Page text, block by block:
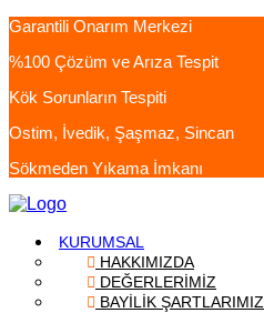
Garantili Onarım Merkezi
%100 Çözüm ve Arıza Tespit
Kök Sorunların Tespiti
Ostim, İvedik, Şaşmaz, Sincan
Sökmeden Yıkama İmkanı
KURUMSAL
HAKKIMIZDA
DEĞERLERİMİZ
BAYİLİK ŞARTLARIMIZ